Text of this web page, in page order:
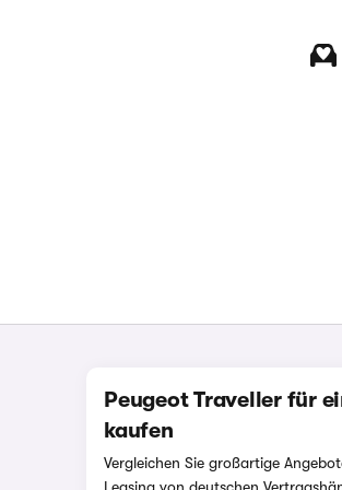
Peugeot Traveller für
kaufen
Vergleichen Sie großartige